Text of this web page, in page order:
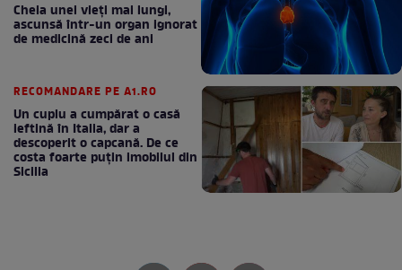
Cheia unei vieți mai lungi,
ascunsă într-un organ ignorat
de medicină zeci de ani
RECOMANDARE PE A1.RO
Un cuplu a cumpărat o casă
ieftină în Italia, dar a
descoperit o capcană. De ce
costa foarte puțin imobilul din
Sicilia